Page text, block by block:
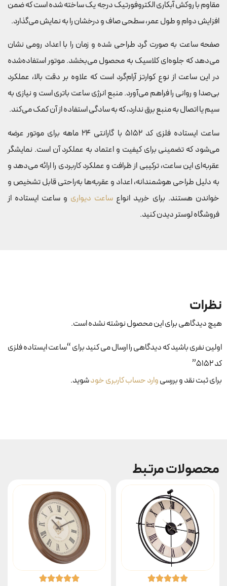
مقاوم با روکش آبکاری الکتروفورتیک درجه یک ساخته شده است که ضمن
افزایش دوام و طول عمر، سطحی صاف و درخشان را به نمایش می‌گذارد.
صفحه ساعت به صورت گرد طراحی شده و زمان را با اعداد رومی نشان
می‌دهد که جلوه‌ای کلاسیک به محصول می‌بخشد. موتور استفاده‌شده
در این ساعت از نوع کوارتز آرام‌گرد است که علاوه بر دقت بالا، عملکرد
بی‌صدا و روانی را فراهم می‌آورد. منبع انرژی ساعت باتری است و نیازی به
سیم یا اتصال به منبع برق ندارد، که به سادگی استفاده از آن کمک می‌کند.
ساعت ایستاده فلزی کد 5152 با گارانتی 24 ماهه برای موتور عرضه
می‌شود که تضمینی برای کیفیت و اعتماد به عملکرد آن است. نمایشگر
عقربه‌ای این ساعت، ترکیبی از ظرافت و عملکرد کاربردی را ارائه می‌دهد و
به دلیل طراحی هوشمندانه، اعداد و عقربه‌ها به‌راحتی قابل تشخیص و
خواندن هستند. برای خرید انواع ساعت دیواری و ساعت ایستاده از
فروشگاه لوستر دیدن کنید.
نظرات
هیچ دیدگاهی برای این محصول نوشته نشده است.
اولین نفری باشید که دیدگاهی را ارسال می کنید برای “ساعت ایستاده فلزی
کد ۵۱۵۲”
برای ثبت نقد و بررسیوارد حساب کاربری خودشوید.
محصولات مرتبط